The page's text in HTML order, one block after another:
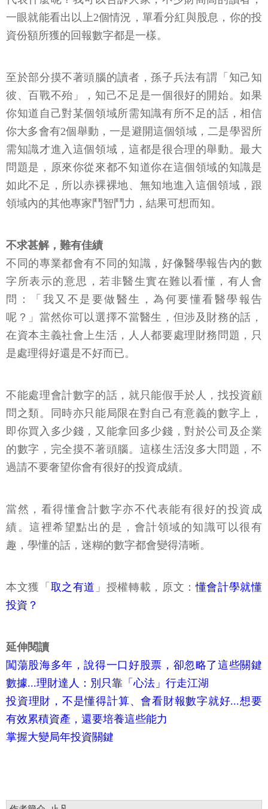
一眼就能看出以上2個情況，單看分紅與股息，你的投
資份額所獲的回報數字都是一樣。
至於部分摸不著頭腦的讀者，孫子兵法有謂「知己知
彼、百戰不殆」，知己不足是一個很好的開始。如果
你知道自己對某個領域所需知識有所不足的話，相信
你大多會有2個舉動，一是避開這個領域，二是學習所
需知識才進入這個領域，這都是很合理的舉動。最大
問題是，原來你從來都不知道你在這個領域的知識是
如此不足，所以赤裸裸地、無知地進入這個領域，跟
領域內的其他專家鬥智鬥力，結果可想而知。
不求甚解，難有佳績
不同的專業都會有不同的知識，好像醫學報告內的數
字所表示的意思，若非醫生實在難以看懂，有人會
問：「我又不是要做醫生，為何要懂看醫學報告
呢？」當然你可以選擇不當醫生，但涉及財務的話，
在資本主義社會上生活，人人都要處理財務問題，只
是處理得好還是不好而已。
不能處理會計數字的話，就只能假手於人，找投資顧
問之類。同時亦只能局限在對自己有意義的數字上，
即你買入多少錢，又能拿回多少錢，對於公司及企業
的數字，完全摸不著頭腦。這樣生活沒多大問題，不
過請不要奢望你會有很好的投資成績。
當然，看得懂會計數字亦不代表能有很好的投資成
績。這裡希望點出的是，會計領域的知識可以很有
趣，學懂的話，迷糊的數字都會變得清晰。
本文獲「 取之有道 」授權轉載，原文：懂會計學就懂
投資？
延伸閱讀
闖蕩股海多年，說得一口好股票，卻忽略了這些關鍵
數據...理財達人：別只靠「心法」行走江湖
投資理財，不是懂得計算、會看財報數字就好...想要
有效累積資產，還要培養這些能力
掌握大變局年投資關鍵